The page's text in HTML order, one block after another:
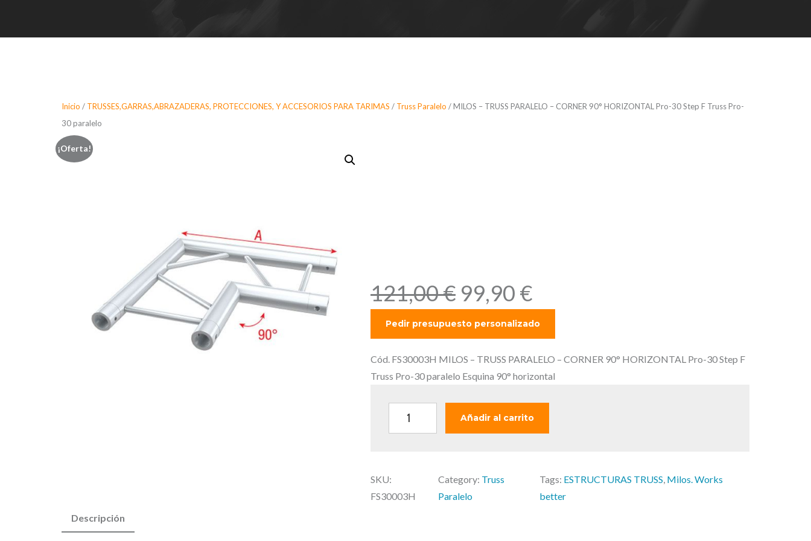
Inicio / TRUSSES,GARRAS,ABRAZADERAS, PROTECCIONES, Y ACCESORIOS PARA TARIMAS / Truss Paralelo / MILOS – TRUSS PARALELO – CORNER 90° HORIZONTAL Pro-30 Step F Truss Pro-
30 paralelo
¡Oferta!
121,00€ E
l
p
r
e
c
o
o
g
i
99,90 €E
l
p
r
e
c
o
a
u
a
Cód. FS30003H MILOS – TRUSS PARALELO – CORNER 90° HORIZONTAL Pro-30 Step F
Truss Pro-30 paralelo Esquina 90° horizontal
S
–
Añadir al carrito
SKU:
FS30003H
Category: Truss
Paralelo
Tags: ESTRUCTURAS TRUSS Milos. Works
better
Descripción